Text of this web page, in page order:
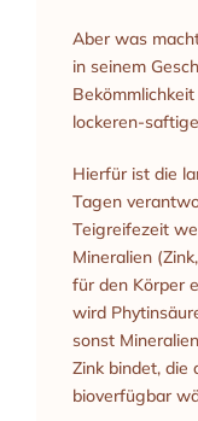
Aber was
in seinem
lockeren-
Hierfür ist die
Tagen
Teigreifezeit
Mineralien
für den Körper
wird
sonst
Zink bindet, die
bioverfügbar